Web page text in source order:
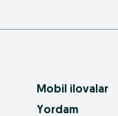
Mobil ilovalar
Yordam